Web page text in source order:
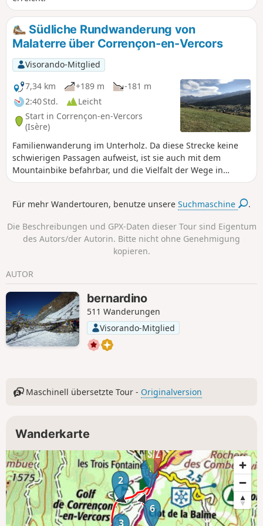
Südliche Rundwanderung von
Malaterre über Corrençon-en-Vercors
Visorando-Mitglied
7,34 km
+189 m
-181 m
2:40 Std.
Leicht
Start in Corrençon-en-Vercors
(Isère)
Familienwanderung im Unterholz. Da diese Strecke keine
schwierigen Passagen aufweist, ist sie auch mit dem
Mountainbike befahrbar, und die Vielfalt der Wege in
diesem Gebiet ermöglicht es, auf vielen Abschnitten ganz
Für mehr Wandertouren, benutze unsereSuchmaschine .
Die Beschreibungen und GPX-Daten dieser Tour sind Eigentum
des Autors/der Autorin. Bitte nicht ohne Genehmigung
kopieren.
AUTOR
bernardino
511 Wanderungen
Visorando-Mitglied
Maschinell übersetzte Tour - Originalversion
Wanderkarte
1
2
3
6